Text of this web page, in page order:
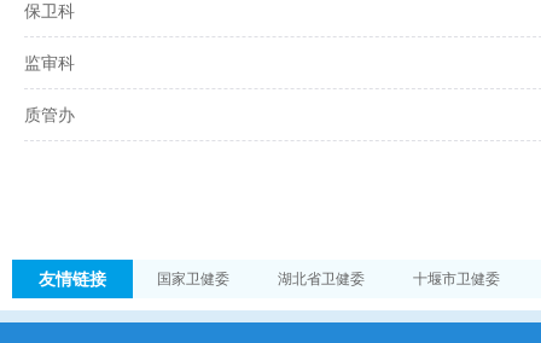
保卫科
监审科
质管办
友情链接 国家卫健委 湖北省卫健委 十堰市卫健委